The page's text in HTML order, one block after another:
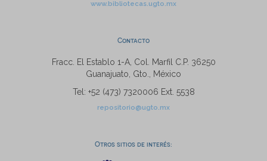
www.bibliotecas.ugto.mx
Contacto
Fracc. El Establo 1-A, Col. Marfil C.P. 36250
Guanajuato, Gto., México
Tel: +52 (473) 7320006 Ext. 5538
repositorio@ugto.mx
Otros sitios de interés: